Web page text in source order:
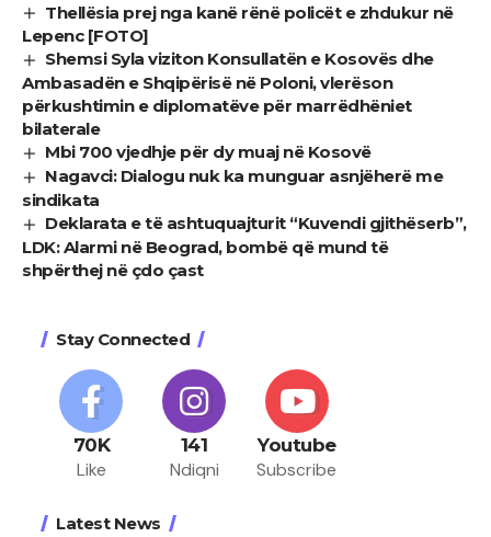
Thellësia prej nga kanë rënë policët e zhdukur në
Lepenc [FOTO]
Shemsi Syla viziton Konsullatën e Kosovës dhe
Ambasadën e Shqipërisë në Poloni, vlerëson
përkushtimin e diplomatëve për marrëdhëniet
bilaterale
Mbi 700 vjedhje për dy muaj në Kosovë
Nagavci: Dialogu nuk ka munguar asnjëherë me
sindikata
Deklarata e të ashtuquajturit “Kuvendi gjithëserb”,
LDK: Alarmi në Beograd, bombë që mund të
shpërthej në çdo çast
Stay Connected
70K
Like
141
Ndiqni
Youtube
Subscribe
Latest News